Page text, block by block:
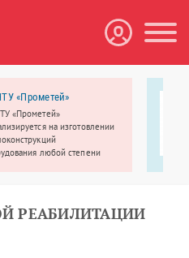
«Прометей»
«Прометей»
на изготовлении
любой степени
РЕАБИЛИТАЦИИ